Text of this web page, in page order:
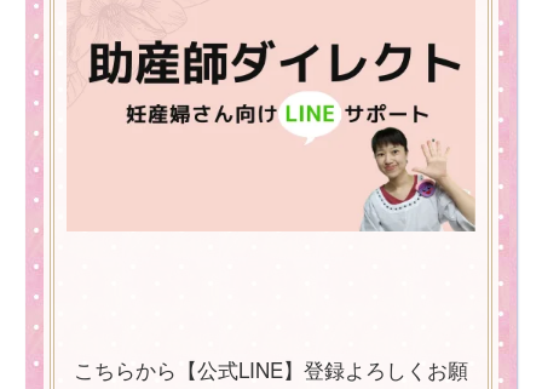
こちらから【公式LINE】登録よろしくお願